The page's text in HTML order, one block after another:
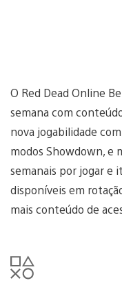
O Red Dead Online
semana com
nova jogabilidade
modos Showdown, e
semanais por jogar e
disponíveis em
mais conteúdo de